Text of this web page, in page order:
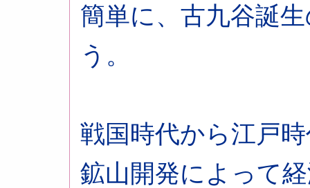
簡単に、古九谷誕
う。
戦国時代から江戸
鉱山開発によって